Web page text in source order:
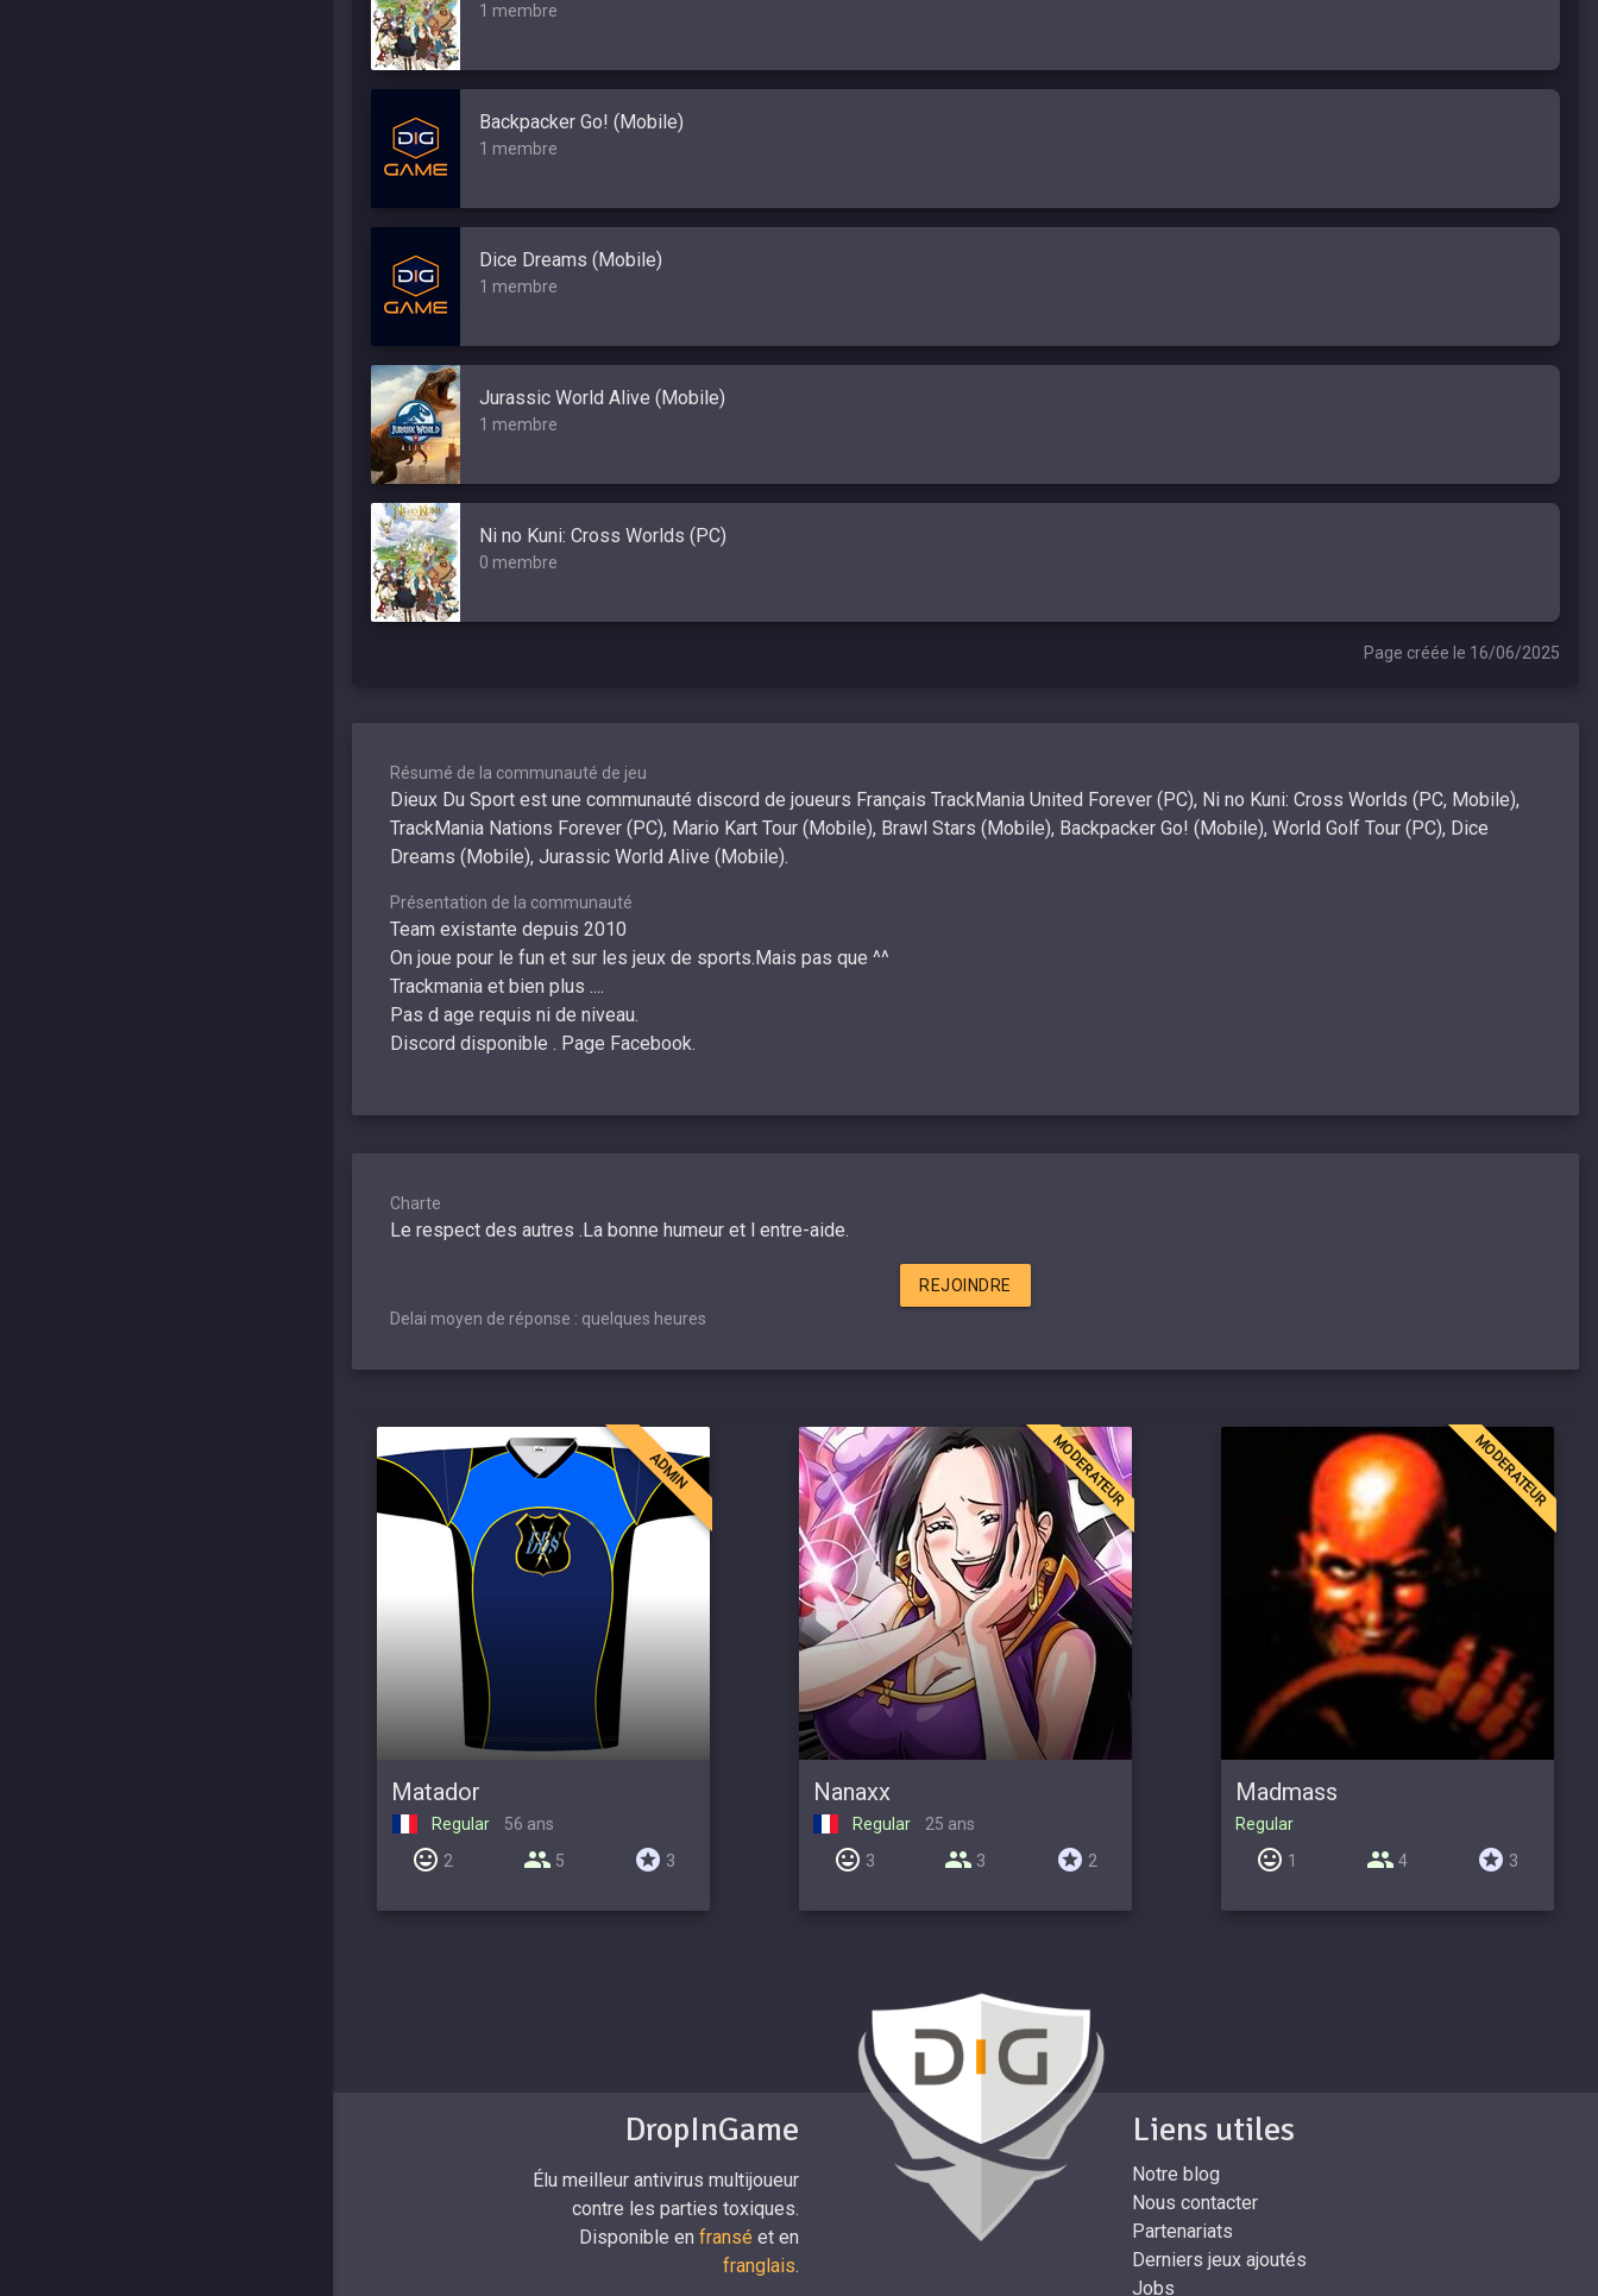
1 membre
Backpacker Go! (Mobile)
1 membre
Dice Dreams (Mobile)
1 membre
Jurassic World Alive (Mobile)
1 membre
Ni no Kuni: Cross Worlds (PC)
0 membre
Page créée le 16/06/2025
Résumé de la communauté de jeu
Dieux Du Sport est une communauté discord de joueurs Français TrackMania United Forever (PC), Ni no Kuni: Cross Worlds (PC, Mobile),
TrackMania Nations Forever (PC), Mario Kart Tour (Mobile), Brawl Stars (Mobile), Backpacker Go! (Mobile), World Golf Tour (PC), Dice
Dreams (Mobile), Jurassic World Alive (Mobile).
Présentation de la communauté
Team existante depuis 2010
On joue pour le fun et sur les jeux de sports.Mais pas que ^^
Trackmania et bien plus ....
Pas d age requis ni de niveau.
Discord disponible . Page Facebook.
Charte
Le respect des autres .La bonne humeur et l entre-aide.
REJOINDRE
Delai moyen de réponse : quelques heures
ADMIN
Matador
Regular
56 ans
2
5 3
MODERATEUR
Nanaxx
Regular
25 ans
3
3 2
MODERATEUR
Madmass
Regular
1
4 3
DropInGame
Élu meilleur antivirus multijoueur
contre les parties toxiques.
Disponible en fransé et en
franglais.
Liens utiles
Notre blog
Nous contacter
Partenariats
Derniers jeux ajoutés
Jobs